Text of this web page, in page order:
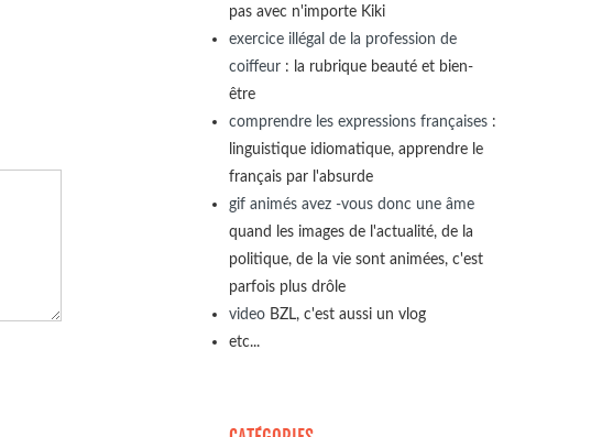
pas avec n'importe Kiki
exercice illégal de la profession de
coiffeur : la rubrique beauté et bien-
être
comprendre les expressions françaises :
linguistique idiomatique, apprendre le
français par l'absurde
gif animés avez -vous donc une âme
quand les images de l'actualité, de la
politique, de la vie sont animées, c'est
parfois plus drôle
video BZL, c'est aussi un vlog
etc...